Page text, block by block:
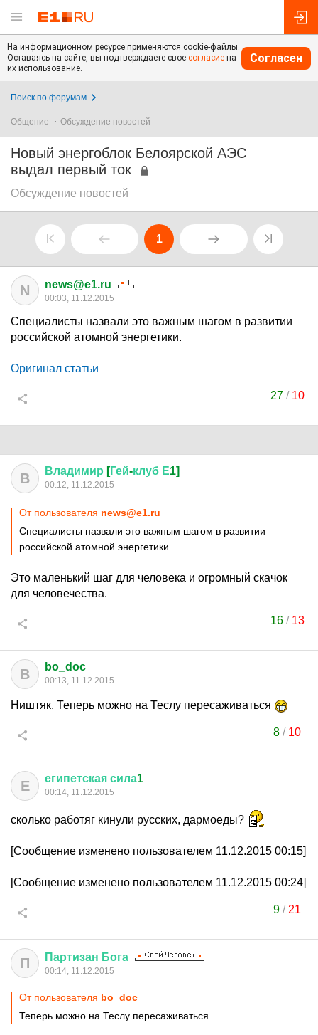
На информационном ресурсе применяются cookie-файлы.
Оставаясь на сайте, вы подтверждаете свое согласие на
их использование.
Согласен
Поиск по форумам
Общение Обсуждение новостей
Новый энергоблок Белоярской АЭС
выдал первый ток
Обсуждение новостей
1
N news@e1.ru
00:03, 11.12.2015
Специалисты назвали это важным шагом в развитии
российской атомной энергетики.
Оригинал статьи
27/ 10
В Владимир [Гей-клуб Е1]
00:12, 11.12.2015
От пользователя news@e1.ru
Специалисты назвали это важным шагом в развитии
российской атомной энергетики
Это маленький шаг для человека и огромный скачок
для человечества.
16/ 13
B bo_doc
00:13, 11.12.2015
Ништяк. Теперь можно на Теслу пересаживаться
8 / 10
Е египетская сила1
00:14, 11.12.2015
сколько работяг кинули русских, дармоеды?
[Сообщение изменено пользователем 11.12.2015 00:15]
[Сообщение изменено пользователем 11.12.2015 00:24]
9 / 21
П Партизан Бога
00:14, 11.12.2015
От пользователя bo_doc
Теперь можно на Теслу пересаживаться